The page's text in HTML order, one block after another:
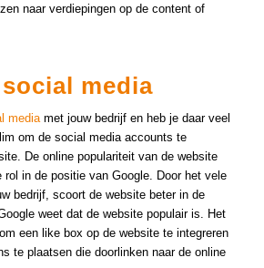
naar verdiepingen op de content of
media
mediamet jouw bedrijf en heb je daar veel
om de social media accounts te
De online populariteit van de website
rol in de positie van Google. Door het vele
bedrijf, scoort de website beter in de
weet dat de website populair is. Het
een like box op de website te integreren
te plaatsen die doorlinken naar de online